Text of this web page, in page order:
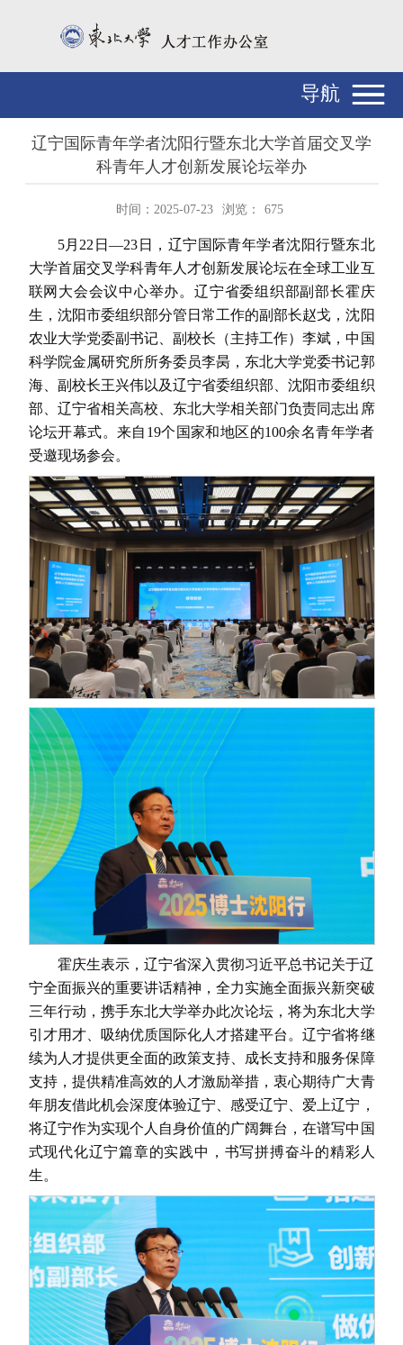
导航
辽宁国际青年学者沈阳行暨东北大学首届交叉学
科青年人才创新发展论坛举办
时间：2025-07-23 浏览： 675
5月22日—23日，辽宁国际青年学者沈阳行暨东北
大学首届交叉学科青年人才创新发展论坛在全球工业互
联网大会会议中心举办。辽宁省委组织部副部长霍庆
生，沈阳市委组织部分管日常工作的副部长赵戈，沈阳
农业大学党委副书记、副校长（主持工作）李斌，中国
科学院金属研究所所务委员李昺，东北大学党委书记郭
海、副校长王兴伟以及辽宁省委组织部、沈阳市委组织
部、辽宁省相关高校、东北大学相关部门负责同志出席
论坛开幕式。来自19个国家和地区的100余名青年学者
受邀现场参会。
霍庆生表示，辽宁省深入贯彻习近平总书记关于辽
宁全面振兴的重要讲话精神，全力实施全面振兴新突破
三年行动，携手东北大学举办此次论坛，将为东北大学
引才用才、吸纳优质国际化人才搭建平台。辽宁省将继
续为人才提供更全面的政策支持、成长支持和服务保障
支持，提供精准高效的人才激励举措，衷心期待广大青
年朋友借此机会深度体验辽宁、感受辽宁、爱上辽宁，
将辽宁作为实现个人自身价值的广阔舞台，在谱写中国
式现代化辽宁篇章的实践中，书写拼搏奋斗的精彩人
生。